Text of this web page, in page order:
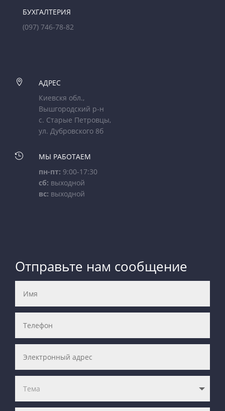
БУХГАЛТЕРИЯ
(097) 746-78-82

АДРЕС
Киевскя обл.,
Вышгородский р-н
с. Старые Петровцы,
ул. Дубровского 8б

МЫ РАБОТАЕМ
пн-пт: 9:00-17:30
сб: выходной
вс: выходной
Отправьте нам сообщение